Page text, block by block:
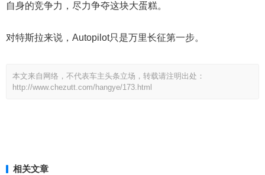
自身的竞争力，尽力争夺这块大蛋糕。
对特斯拉来说，Autopilot只是万里长征第一步。
本文来自网络，不代表车主头条立场，转载请注明出处：
http://www.chezutt.com/hangye/173.html
相关文章